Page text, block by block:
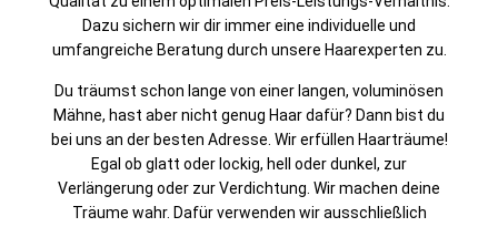
Dazu sichern wir dir immer eine individuelle und
umfangreiche Beratung durch unsere Haarexperten zu.
Du träumst schon lange von einer langen, voluminösen
Mähne, hast aber nicht genug Haar dafür? Dann bist du
bei uns an der besten Adresse. Wir erfüllen Haarträume!
Egal ob glatt oder lockig, hell oder dunkel, zur
Verlängerung oder zur Verdichtung. Wir machen deine
Träume wahr. Dafür verwenden wir ausschließlich